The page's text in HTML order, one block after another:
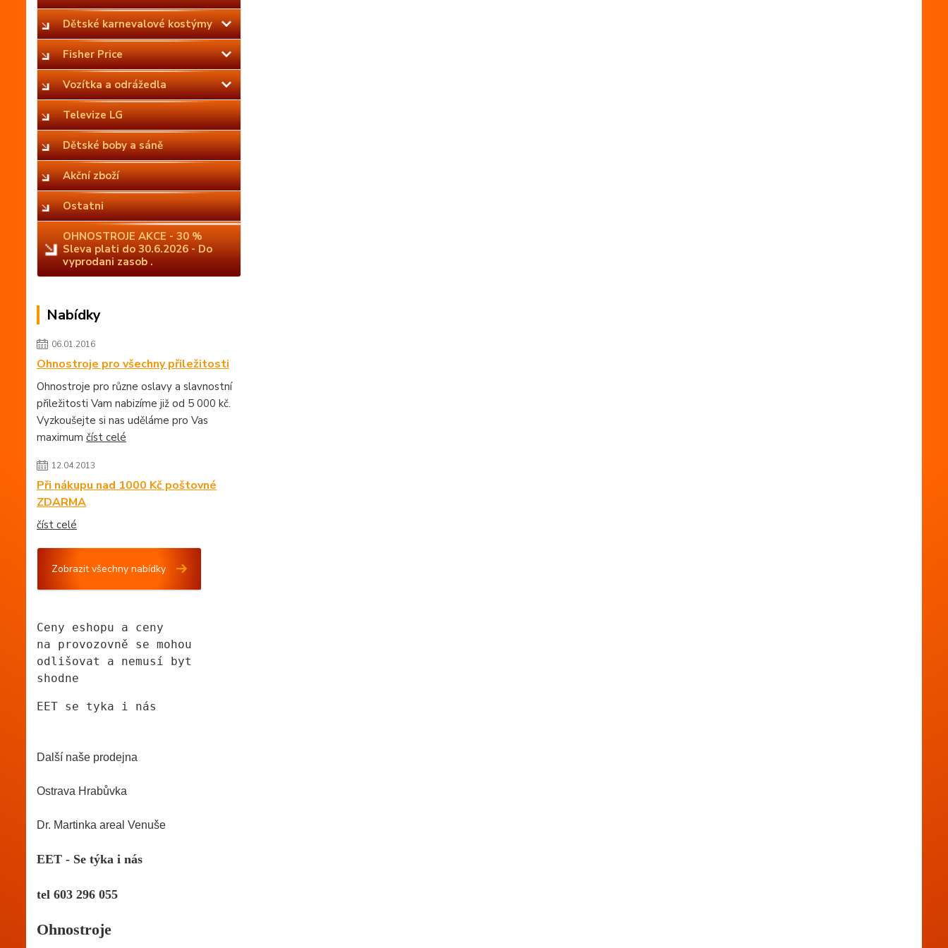
Dětské karnevalové kostýmy
Fisher Price
Vozítka a odrážedla
Televize LG
Dětské boby a sáně
Akční zboží
Ostatni
OHNOSTROJE AKCE - 30 %
Sleva plati do 30.6.2026 - Do
vyprodani zasob .
Nabídky
06.01.2016
Ohnostroje pro všechny přiležitosti
Ohnostroje pro různe oslavy a slavnostní
přiležitosti Vam nabizíme již od 5 000 kč.
Vyzkoušejte si nas uděláme pro Vas
maximum číst celé
12.04.2013
Při nákupu nad 1000 Kč poštovné
ZDARMA
číst celé
Zobrazit všechny nabídky
Ceny eshopu a ceny
na provozovně se mohou
odlišovat a nemusí byt
shodne
EET se tyka i nás
Další naše prodejna
Ostrava Hrabůvka
Dr. Martinka areal Venuše
EET - Se týka i nás
tel 603 296 055
Ohnostroje